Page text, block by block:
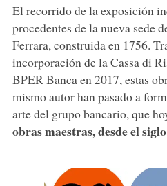
El recorrido de la exposición
procedentes de la nueva sede
Ferrara, construida en 1756.
incorporación de la Cassa di
BPER Banca en 2017, estas
mismo autor han pasado a
arte del grupo bancario, que
obras maestras, desde el